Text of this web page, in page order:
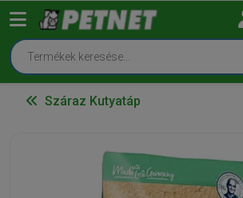
Száraz Kutyatáp